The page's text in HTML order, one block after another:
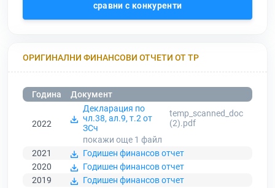
сравни с конкуренти
ОРИГИНАЛНИ ФИНАНСОВИ ОТЧЕТИ ОТ ТР
Година Документ
2022
Декларация по
чл.38, ал.9, т.2 от
ЗСч
temp_scanned_doc
(2).pdf
покажи още 1 файл
2021
Годишен финансов отчет
2020
Годишен финансов отчет
2019
Годишен финансов отчет